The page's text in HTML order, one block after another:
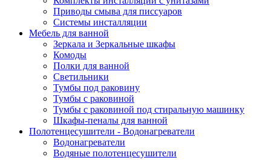
Приводы смыва для писсуаров
Системы инсталляции
Мебель для ванной
Зеркала и Зеркальные шкафы
Комоды
Полки для ванной
Светильники
Тумбы под раковину
Тумбы с раковиной
Тумбы с раковиной под стиральную машинку
Шкафы-пеналы для ванной
Полотенцесушители - Водонагреватели
Водонагреватели
Водяные полотенцесушители